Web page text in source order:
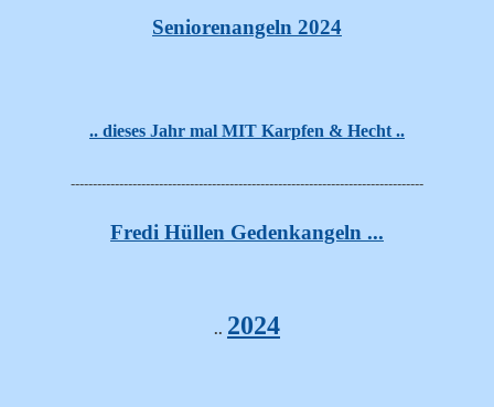
Seniorenangeln 2024
.. dieses Jahr mal MIT Karpfen & Hecht ..
--------------------------------------------------------------------------------
Fredi Hüllen Gedenkangeln ...
.. 2024